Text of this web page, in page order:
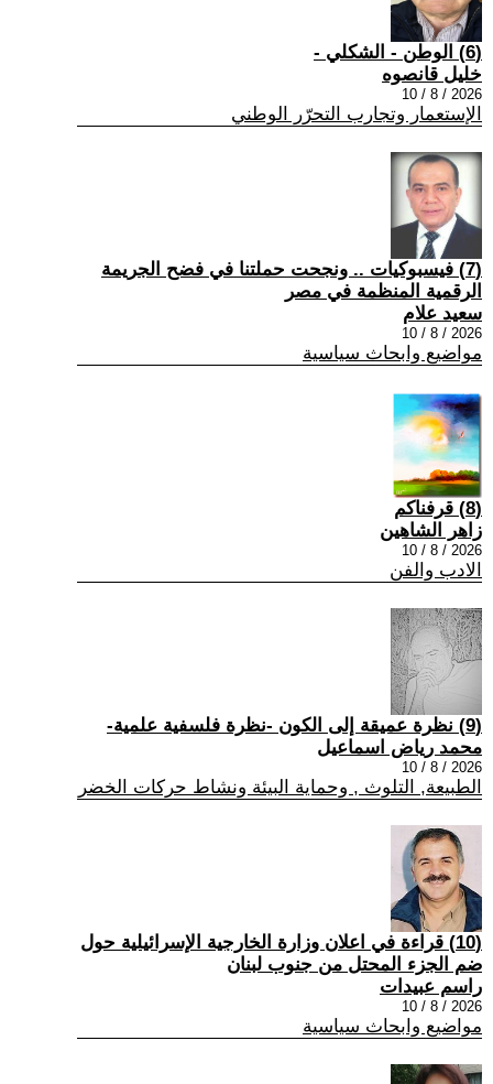
(6) الوطن - الشكلي -
خليل قانصوه
2026 / 8 / 10
الإستعمار وتجارب التحرّر الوطني
(7) فيسبوكيات .. ونجحت حملتنا في فضح الجريمة
الرقمية المنظمة في مصر
سعيد علام
2026 / 8 / 10
مواضيع وابحاث سياسية
(8) قرفناكم
زاهر الشاهين
2026 / 8 / 10
الادب والفن
(9) نظرة عميقة إلى الكون -نظرة فلسفية علمية-
محمد رياض اسماعيل
2026 / 8 / 10
الطبيعة, التلوث , وحماية البيئة ونشاط حركات الخضر
(10) قراءة في اعلان وزارة الخارجية الإسرائيلية حول
ضم الجزء المحتل من جنوب لبنان
راسم عبيدات
2026 / 8 / 10
مواضيع وابحاث سياسية